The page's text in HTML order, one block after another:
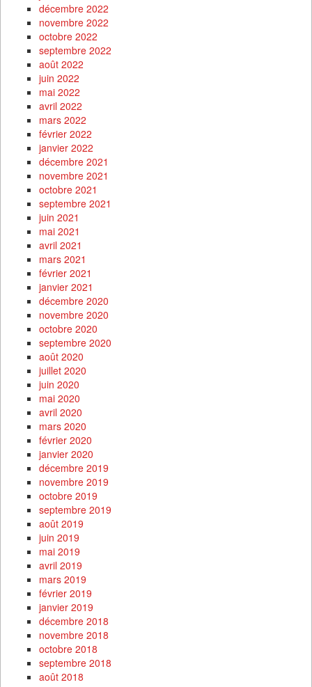
décembre 2022
novembre 2022
octobre 2022
septembre 2022
août 2022
juin 2022
mai 2022
avril 2022
mars 2022
février 2022
janvier 2022
décembre 2021
novembre 2021
octobre 2021
septembre 2021
juin 2021
mai 2021
avril 2021
mars 2021
février 2021
janvier 2021
décembre 2020
novembre 2020
octobre 2020
septembre 2020
août 2020
juillet 2020
juin 2020
mai 2020
avril 2020
mars 2020
février 2020
janvier 2020
décembre 2019
novembre 2019
octobre 2019
septembre 2019
août 2019
juin 2019
mai 2019
avril 2019
mars 2019
février 2019
janvier 2019
décembre 2018
novembre 2018
octobre 2018
septembre 2018
août 2018